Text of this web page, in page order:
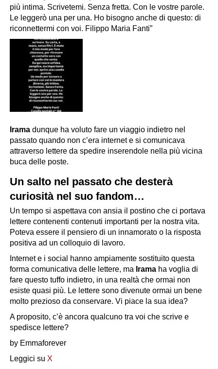
più intima. Scrivetemi. Senza fretta. Con le vostre parole.
Le leggerò una per una. Ho bisogno anche di questo: di
riconnettermi con voi. Filippo Maria Fanti”
Irama dunque ha voluto fare un viaggio indietro nel
passato quando non c’era internet e si comunicava
attraverso lettere da spedire inserendole nella più vicina
buca delle poste.
Un salto nel passato che desterà
curiosità nel suo fandom…
Un tempo si aspettava con ansia il postino che ci portava
lettere contenenti contenuti importanti per la nostra vita.
Poteva essere il pensiero di un innamorato o la risposta
positiva ad un colloquio di lavoro.
Internet e i social hanno ampiamente sostituito questa
forma comunicativa delle lettere, ma Irama ha voglia di
fare questo tuffo indietro, in una realtà che ormai non
esiste quasi più. Le lettere sono divenute ormai un bene
molto prezioso da conservare. Vi piace la sua idea?
A proposito, c’è ancora qualcuno tra voi che scrive e
spedisce lettere?
by Emmaforever
Leggici su X